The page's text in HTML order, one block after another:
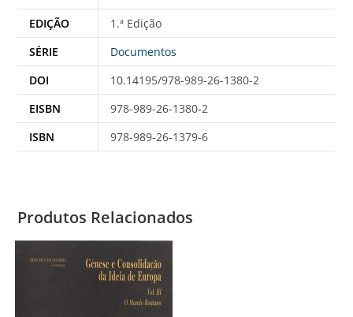
EDIÇÃO
1.ª Edição
SÉRIE
Documentos
DOI
10.14195/978-989-26-1380-2
EISBN
978-989-26-1380-2
ISBN
978-989-26-1379-6
Produtos Relacionados